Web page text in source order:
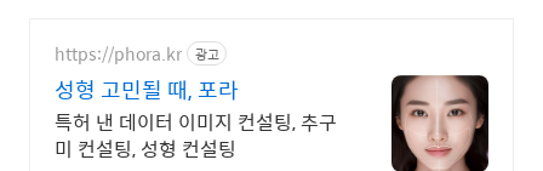
https://phora.kr 광고
성형 고민될 때, 포라
특허 낸 데이터 이미지 컨설팅, 추구
미 컨설팅, 성형 컨설팅